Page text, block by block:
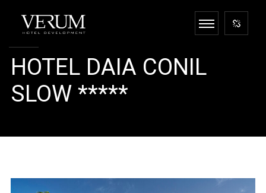
HOTEL DAIA CONIL
SLOW *****